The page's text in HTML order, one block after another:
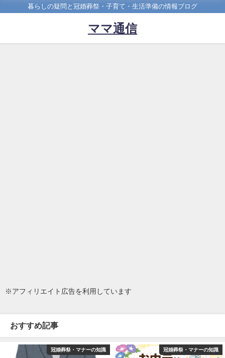
暮らしの疑問と冠婚葬祭・子育て・生活準備の情報ブログ
ママ通信
※アフィリエイト広告を利用しています
おすすめ記事
冠婚葬祭・マナーの知識 冠婚葬祭・マナーの知識